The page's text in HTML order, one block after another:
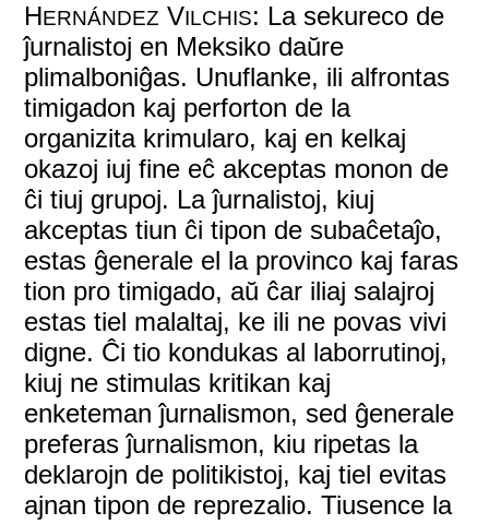
HERNÁNDEZ VILCHIS: La sekureco de
ĵurnalistoj en Meksiko daŭre
plimalboniĝas. Unuflanke, ili alfrontas
timigadon kaj perforton de la
organizita krimularo, kaj en kelkaj
okazoj iuj fine eĉ akceptas monon de
ĉi tiuj grupoj. La ĵurnalistoj, kiuj
akceptas tiun ĉi tipon de subaĉetaĵo,
estas ĝenerale el la provinco kaj faras
tion pro timigado, aŭ ĉar iliaj salajroj
estas tiel malaltaj, ke ili ne povas vivi
digne. Ĉi tio kondukas al laborrutinoj,
kiuj ne stimulas kritikan kaj
enketeman ĵurnalismon, sed ĝenerale
preferas ĵurnalismon, kiu ripetas la
deklarojn de politikistoj, kaj tiel evitas
ajnan tipon de reprezalio. Tiusence la